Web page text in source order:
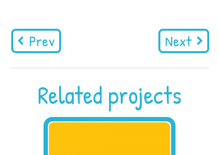
Prev Next
Related projects